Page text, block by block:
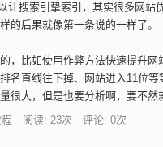
让搜索引挚索引，其实很多网站
的后果就像第一条说的一样了。
比如使用作弊方法快速提升网
名直线往下掉、网站进入11位
很大，但是也要分析啊，要不然
程 阅读: 23次 评论: 0次